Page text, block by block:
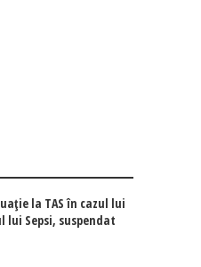
la TAS în cazul lui
Sepsi, suspendat